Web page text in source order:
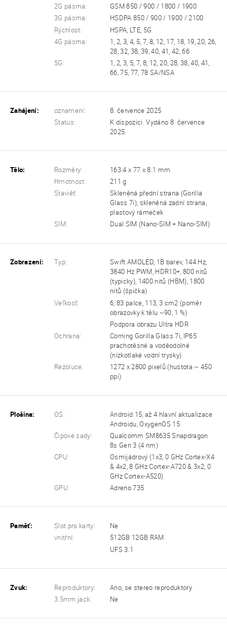
2G pásma:
GSM 850 / 900 / 1800 / 1900
3G pásma:
HSDPA 850 / 900 / 1900 / 2100
Rýchlost:
HSPA, LTE, 5G
4G pásma:
1, 2, 3, 4, 5, 7, 8, 12, 17, 18, 19, 20, 26,
28, 32, 38, 39, 40, 41, 42, 66
5G:
1, 2, 3, 5, 7, 8, 12, 20, 28, 38, 40, 41,
66, 75, 77, 78 SA/NSA
Zahájení: oznamení:
8. července 2025
Status:
K dispozici. Vydáno 8. července
2025.
Tělo: Rozměry:
163.4 x 77 x 8.1 mm
Hmotnost:
211 g
Staviěť:
Skleněná přední strana (Gorilla
Glass 7i), skleněná zadní strana,
plastový rámeček
SIM:
Dual SIM (Nano-SIM + Nano-SIM)
Zobrazení: Typ:
Swift AMOLED, 1B barev, 144 Hz,
3840 Hz PWM, HDR10+, 800 nitů
(typicky), 1400 nitů (HBM), 1800
nitů (špička)
Veľkosť:
6, 83 palce, 113, 3 cm2 (poměr
obrazovky k tělu ~90, 1 %)
Podpora obrazu Ultra HDR
Ochrana:
Corning Gorilla Glass 7i, IP65
prachotěsné a voděodolné
(nízkotlaké vodní trysky)
Rezoluce:
1272 x 2800 pixelů (hustota ~ 450
ppi)
Plošina: OS:
Android 15, až 4 hlavní aktualizace
Androidu, OxygenOS 15
Čipové sady:
Qualcomm SM8635 Snapdragon
8s Gen 3 (4 nm)
CPU:
Osmijádrový (1x3, 0 GHz Cortex-X4
& 4x2, 8 GHz Cortex-A720 & 3x2, 0
GHz Cortex-A520)
GPU:
Adreno 735
Paměť: Slot pro karty:
Ne
vnitřní:
512GB 12GB RAM
UFS 3.1
Zvuk: Reproduktory:
Ano, se stereo reproduktory
3.5mm jack:
Ne